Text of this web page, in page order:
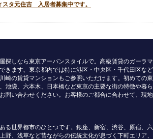
タ元住吉 入居者募集中です。
探しなら東京アーバンスタイルで。高級賃貸のガーラ
きます。東京都内では特に港区・中央区・千代田区な
崎の賃貸マンションもご参照いただけます。初めての
池袋、六本木、日本橋など東京の主要な街の特徴や暮
問い合わせください。お客様のご都合に合わせて、現
る世界都市のひとつです。銀座、新宿、渋谷、原宿、
野、浅草など昔ながらの伝統文化が息づく下町エリア